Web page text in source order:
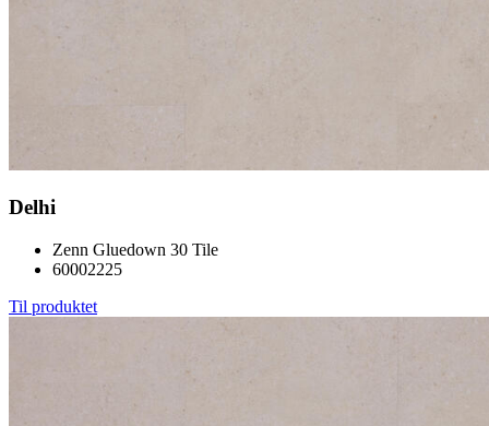
Delhi
Zenn Gluedown 30 Tile
60002225
Til produktet